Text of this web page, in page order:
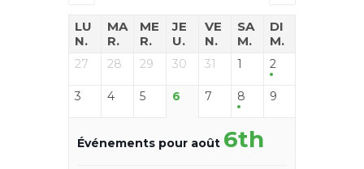
LU
N.
MA
R.
ME
R.
JE
U.
VE
N.
SA
M.
DI
M.
27 28 29 30 31 1 2
3 4 5 6 7 8 9
Événements pour août 6th